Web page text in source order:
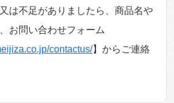
は不足がありましたら、商品名や
お問い合わせフォーム
contactus/】からご連絡